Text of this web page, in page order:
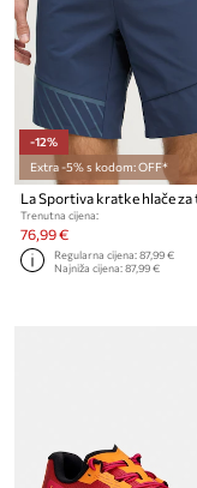
-12%
Extra -5% s kodom: OFF*
Trenutna cijena:
76,99 €
Regularna cijena:87,99 €
Najniža cijena:87,99 €